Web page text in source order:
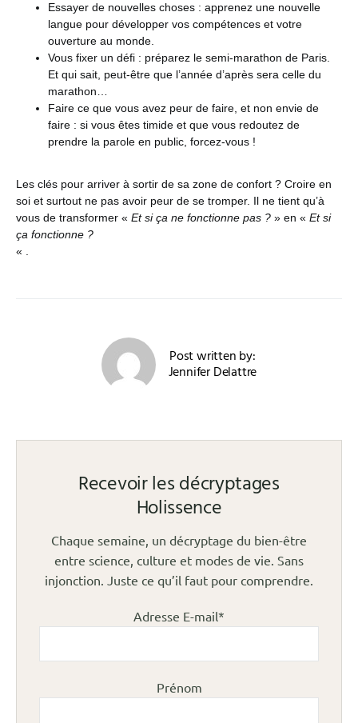
Essayer de nouvelles choses : apprenez une nouvelle
langue pour développer vos compétences et votre
ouverture au monde.
Vous fixer un défi : préparez le semi-marathon de Paris.
Et qui sait, peut-être que l’année d’après sera celle du
marathon…
Faire ce que vous avez peur de faire, et non envie de
faire : si vous êtes timide et que vous redoutez de
prendre la parole en public, forcez-vous !
Les clés pour arriver à sortir de sa zone de confort ? Croire en
soi et surtout ne pas avoir peur de se tromper. Il ne tient qu’à
vous de transformer « Et si ça ne fonctionne pas ? » en « Et si
ça fonctionne ?
« .
Post written by:
Jennifer Delattre
Recevoir les décryptages
Holissence
Chaque semaine, un décryptage du bien-être
entre science, culture et modes de vie. Sans
injonction. Juste ce qu’il faut pour comprendre.
Adresse E-mail*
Prénom